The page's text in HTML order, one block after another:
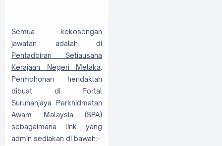
Semua kekosongan
jawatan adalah di
Pentadbiran Setiausaha
Kerajaan Negeri Melaka
Permohonan hendaklah
dibuat di Portal
Suruhanjaya Perkhidmatan
Awam Malaysia (SPA)
sebagaimana link yang
admin sediakan di bawah:-